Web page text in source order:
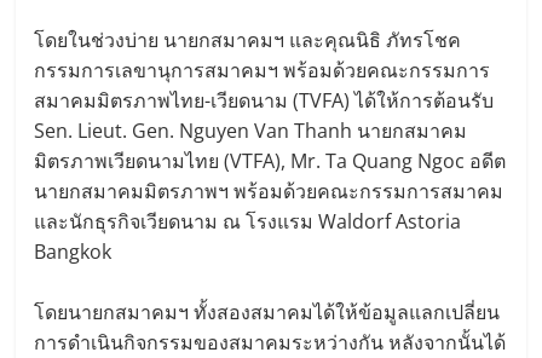
โดยในช่วงบ่าย นายกสมาคมฯ และคุณนิธิ ภัทรโชค
กรรมการเลขานุการสมาคมฯ พร้อมด้วยคณะกรรมการ
สมาคมมิตรภาพไทย-เวียดนาม (TVFA) ได้ให้การต้อนรับ
Sen. Lieut. Gen. Nguyen Van Thanh นายกสมาคม
มิตรภาพเวียดนามไทย (VTFA), Mr. Ta Quang Ngoc อดีต
นายกสมาคมมิตรภาพฯ พร้อมด้วยคณะกรรมการสมาคม
และนักธุรกิจเวียดนาม ณ โรงแรม Waldorf Astoria
Bangkok
โดยนายกสมาคมฯ ทั้งสองสมาคมได้ให้ข้อมูลแลกเปลี่ยน
การดำเนินกิจกรรมของสมาคมระหว่างกัน หลังจากนั้นได้